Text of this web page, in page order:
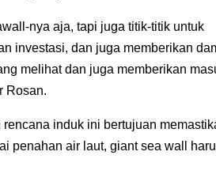
nya aja, tapi juga titik-titik untuk
investasi, dan juga memberikan
melihat dan juga memberikan
Rosan.
induk ini bertujuan
penahan air laut, giant sea wall